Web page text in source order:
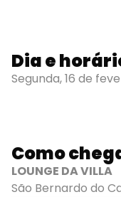
Dia e
Segunda, 16 de
Como
LOUNGE DA VILLA
São Bernardo do